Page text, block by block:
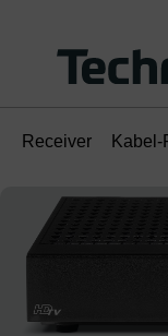
Receiver
Bildergalerie